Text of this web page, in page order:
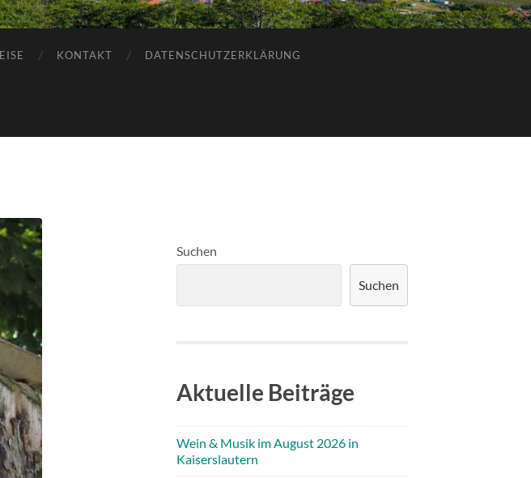
KONTAKT DATENSCHUTZERKLÄRUNG
Suchen
Suchen
Aktuelle Beiträge
Wein & Musik im August 2026 in
Kaiserslautern